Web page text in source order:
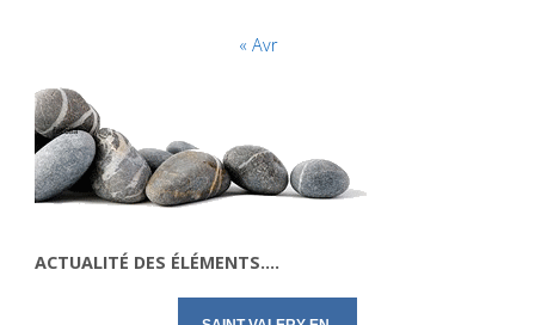
« Avr
ACTUALITÉ DES ÉLÉMENTS….